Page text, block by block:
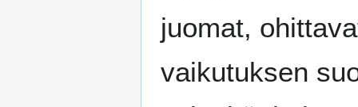
juomat,
vaikutuksen